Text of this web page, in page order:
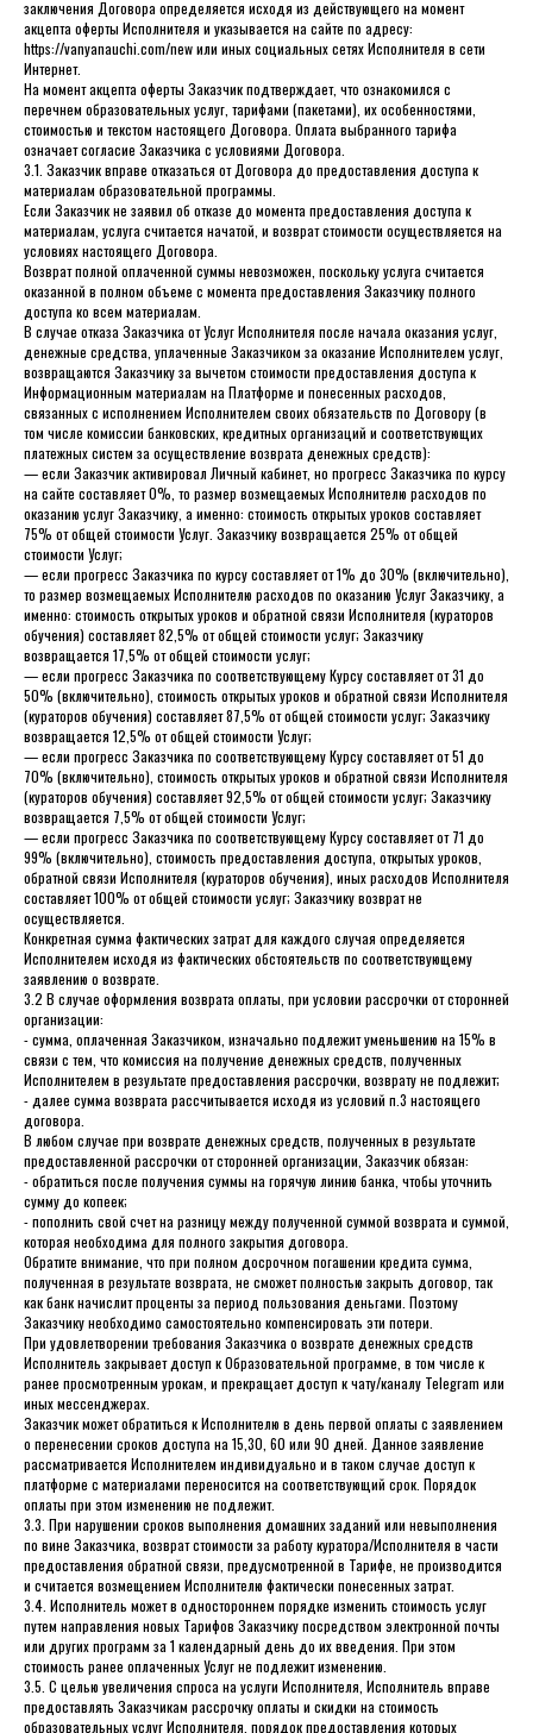
заключения Договора определяется исходя из действующего на момент
акцепта оферты Исполнителя и указывается на сайте по адресу:
https://vanyanauchi.com/new или иных социальных сетях Исполнителя в сети
Интернет.
На момент акцепта оферты Заказчик подтверждает, что ознакомился с
перечнем образовательных услуг, тарифами (пакетами), их особенностями,
стоимостью и текстом настоящего Договора. Оплата выбранного тарифа
означает согласие Заказчика с условиями Договора.
3.1. Заказчик вправе отказаться от Договора до предоставления доступа к
материалам образовательной программы.
Если Заказчик не заявил об отказе до момента предоставления доступа к
материалам, услуга считается начатой, и возврат стоимости осуществляется на
условиях настоящего Договора.
Возврат полной оплаченной суммы невозможен, поскольку услуга считается
оказанной в полном объеме с момента предоставления Заказчику полного
доступа ко всем материалам.
В случае отказа Заказчика от Услуг Исполнителя после начала оказания услуг,
денежные средства, уплаченные Заказчиком за оказание Исполнителем услуг,
возвращаются Заказчику за вычетом стоимости предоставления доступа к
Информационным материалам на Платформе и понесенных расходов,
связанных с исполнением Исполнителем своих обязательств по Договору (в
том числе комиссии банковских, кредитных организаций и соответствующих
платежных систем за осуществление возврата денежных средств):
— если Заказчик активировал Личный кабинет, но прогресс Заказчика по курсу
на сайте составляет 0%, то размер возмещаемых Исполнителю расходов по
оказанию услуг Заказчику, а именно: стоимость открытых уроков составляет
75% от общей стоимости Услуг. Заказчику возвращается 25% от общей
стоимости Услуг;
— если прогресс Заказчика по курсу составляет от 1% до 30% (включительно),
то размер возмещаемых Исполнителю расходов по оказанию Услуг Заказчику, а
именно: стоимость открытых уроков и обратной связи Исполнителя (кураторов
обучения) составляет 82,5% от общей стоимости услуг; Заказчику
возвращается 17,5% от общей стоимости услуг;
— если прогресс Заказчика по соответствующему Курсу составляет от 31 до
50% (включительно), стоимость открытых уроков и обратной связи Исполнителя
(кураторов обучения) составляет 87,5% от общей стоимости услуг; Заказчику
возвращается 12,5% от общей стоимости Услуг;
— если прогресс Заказчика по соответствующему Курсу составляет от 51 до
70% (включительно), стоимость открытых уроков и обратной связи Исполнителя
(кураторов обучения) составляет 92,5% от общей стоимости услуг; Заказчику
возвращается 7,5% от общей стоимости Услуг;
— если прогресс Заказчика по соответствующему Курсу составляет от 71 до
99% (включительно), стоимость предоставления доступа, открытых уроков,
обратной связи Исполнителя (кураторов обучения), иных расходов Исполнителя
составляет 100% от общей стоимости услуг; Заказчику возврат не
осуществляется.
Конкретная сумма фактических затрат для каждого случая определяется
Исполнителем исходя из фактических обстоятельств по соответствующему
заявлению о возврате.
3.2 В случае оформления возврата оплаты, при условии рассрочки от сторонней
организации:
- сумма, оплаченная Заказчиком, изначально подлежит уменьшению на 15% в
связи с тем, что комиссия на получение денежных средств, полученных
Исполнителем в результате предоставления рассрочки, возврату не подлежит;
- далее сумма возврата рассчитывается исходя из условий п.3 настоящего
договора.
В любом случае при возврате денежных средств, полученных в результате
предоставленной рассрочки от сторонней организации, Заказчик обязан:
- обратиться после получения суммы на горячую линию банка, чтобы уточнить
сумму до копеек;
- пополнить свой счет на разницу между полученной суммой возврата и суммой,
которая необходима для полного закрытия договора.
Обратите внимание, что при полном досрочном погашении кредита сумма,
полученная в результате возврата, не сможет полностью закрыть договор, так
как банк начислит проценты за период пользования деньгами. Поэтому
Заказчику необходимо самостоятельно компенсировать эти потери.
При удовлетворении требования Заказчика о возврате денежных средств
Исполнитель закрывает доступ к Образовательной программе, в том числе к
ранее просмотренным урокам, и прекращает доступ к чату/каналу Telegram или
иных мессенджерах.
Заказчик может обратиться к Исполнителю в день первой оплаты с заявлением
о перенесении сроков доступа на 15,30, 60 или 90 дней. Данное заявление
рассматривается Исполнителем индивидуально и в таком случае доступ к
платформе с материалами переносится на соответствующий срок. Порядок
оплаты при этом изменению не подлежит.
3.3. При нарушении сроков выполнения домашних заданий или невыполнения
по вине Заказчика, возврат стоимости за работу куратора/Исполнителя в части
предоставления обратной связи, предусмотренной в Тарифе, не производится
и считается возмещением Исполнителю фактически понесенных затрат.
3.4. Исполнитель может в одностороннем порядке изменить стоимость услуг
путем направления новых Тарифов Заказчику посредством электронной почты
или других программ за 1 календарный день до их введения. При этом
стоимость ранее оплаченных Услуг не подлежит изменению.
3.5. С целью увеличения спроса на услуги Исполнителя, Исполнитель вправе
предоставлять Заказчикам рассрочку оплаты и скидки на стоимость
образовательных услуг Исполнителя, порядок предоставления которых